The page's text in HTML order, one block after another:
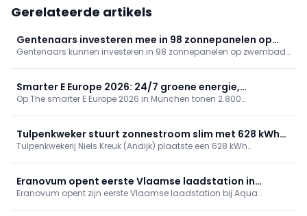
Gerelateerde artikels
Gentenaars investeren mee in 98 zonnepanelen op
zwembad Van Eyck
Gentenaars kunnen investeren in 98 zonnepanelen op zwembad
Blaarmeersen is voorzien en Bourgoyen volgt; samen 615 extra
panelen richting klimaatneutrale sportinfrastructuur.
Smarter E Europe 2026: 24/7 groene energie,
betrouwbaar en betaalbaar
Op The smarter E Europe 2026 in München tonen 2.800
kostenbeheersing en geopolitieke veerkracht. De special
Renewables 24/7 demonstreert sectorkoppeling, opslag en
digitalisering.
Tulpenkweker stuurt zonnestroom slim met 628 kWh
batterijopslag
Tulpenkwekerij Niels Kreuk (Andijk) plaatste een 628 kWh
blijven, wat investeringen mogelijk maakt. Realisatie: Van der
Laan, Intercel en Withthegrid.
Eranovum opent eerste Vlaamse laadstation in
Vilvoorde
Eranovum opent zijn eerste Vlaamse laadstation bij Aqua